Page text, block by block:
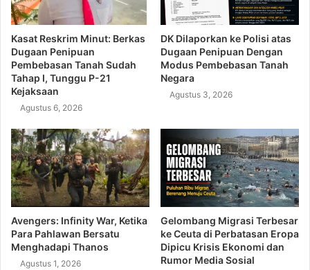
Kasat Reskrim Minut: Berkas
Dugaan Penipuan
Pembebasan Tanah Sudah
Tahap I, Tunggu P-21
Kejaksaan
Agustus 6, 2026
DK Dilaporkan ke Polisi atas
Dugaan Penipuan Dengan
Modus Pembebasan Tanah
Negara
Agustus 3, 2026
Avengers: Infinity War, Ketika
Para Pahlawan Bersatu
Menghadapi Thanos
Agustus 1, 2026
Gelombang Migrasi Terbesar
ke Ceuta di Perbatasan Eropa
Dipicu Krisis Ekonomi dan
Rumor Media Sosial